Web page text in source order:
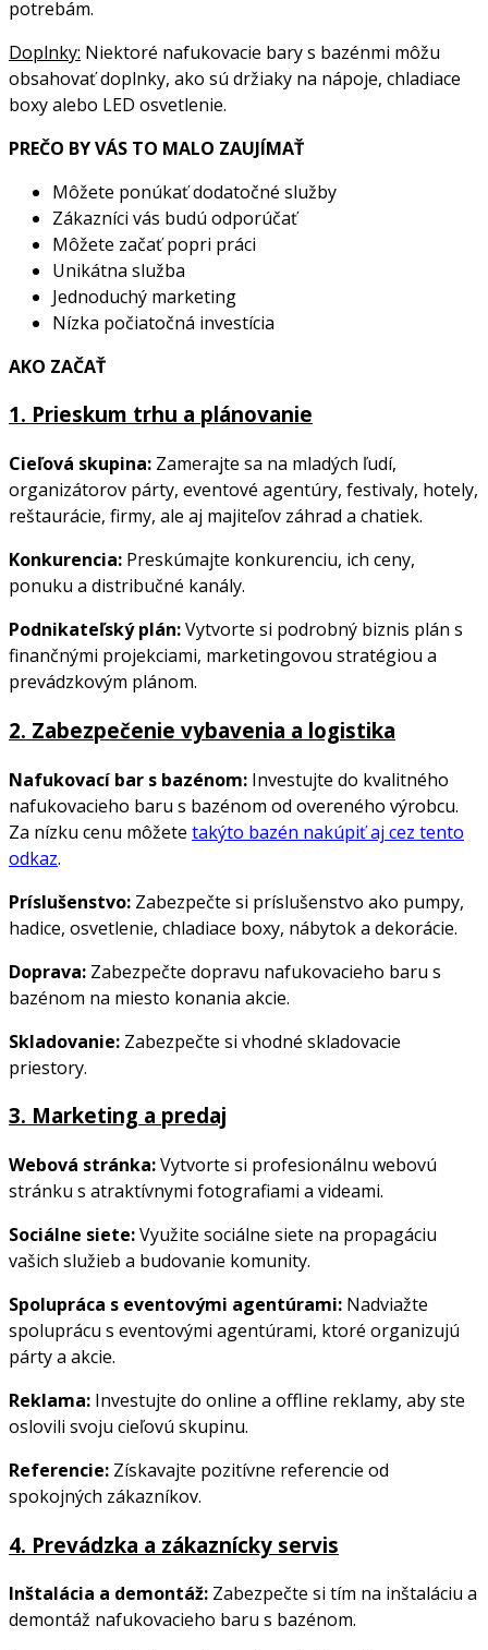
potrebám.
Doplnky: Niektoré nafukovacie bary s bazénmi môžu
obsahovať doplnky, ako sú držiaky na nápoje, chladiace
boxy alebo LED osvetlenie.
PREČO BY VÁS TO MALO ZAUJÍMAŤ
Môžete ponúkať dodatočné služby
Zákazníci vás budú odporúčať
Môžete začať popri práci
Unikátna služba
Jednoduchý marketing
Nízka počiatočná investícia
AKO ZAČAŤ
1. Prieskum trhu a plánovanie
Cieľová skupina: Zamerajte sa na mladých ľudí,
organizátorov párty, eventové agentúry, festivaly, hotely,
reštaurácie, firmy, ale aj majiteľov záhrad a chatiek.
Konkurencia: Preskúmajte konkurenciu, ich ceny,
ponuku a distribučné kanály.
Podnikateľský plán:Vytvorte si podrobný biznis plán s
finančnými projekciami, marketingovou stratégiou a
prevádzkovým plánom.
2. Zabezpečenie vybavenia a logistika
Nafukovací bar s bazénom: Investujte do kvalitného
nafukovacieho baru s bazénom od overeného výrobcu.
Za nízku cenu môžete takýto bazén nakúpiť aj cez tento
odkaz.
Príslušenstvo: Zabezpečte si príslušenstvo ako pumpy,
hadice, osvetlenie, chladiace boxy, nábytok a dekorácie.
Doprava: Zabezpečte dopravu nafukovacieho baru s
bazénom na miesto konania akcie.
Skladovanie: Zabezpečte si vhodné skladovacie
priestory.
3. Marketing a predaj
Webová stránka:Vytvorte si profesionálnu webovú
stránku s atraktívnymi fotografiami a videami.
Sociálne siete:Využite sociálne siete na propagáciu
vašich služieb a budovanie komunity.
Spolupráca s eventovými agentúrami: Nadviažte
spoluprácu s eventovými agentúrami, ktoré organizujú
párty a akcie.
Reklama: Investujte do online a offline reklamy, aby ste
oslovili svoju cieľovú skupinu.
Referencie: Získavajte pozitívne referencie od
spokojných zákazníkov.
4. Prevádzka a zákaznícky servis
Inštalácia a demontáž: Zabezpečte si tím na inštaláciu a
demontáž nafukovacieho baru s bazénom.